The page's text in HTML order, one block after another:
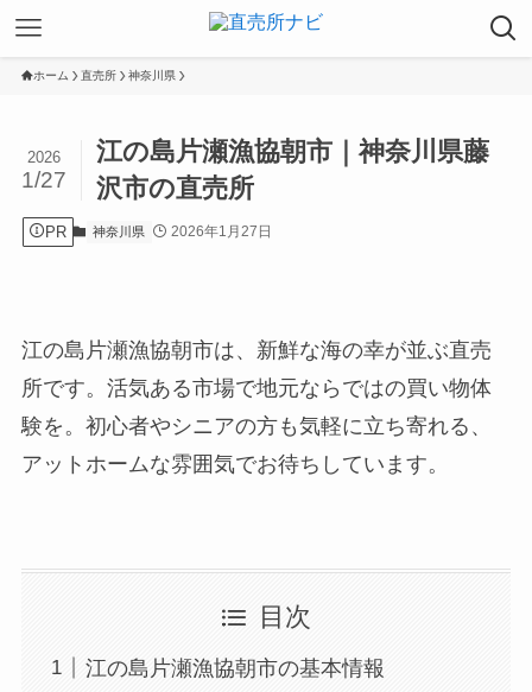
ホーム 直売所 神奈川県
江の島片瀬漁協朝市｜神奈川県藤
沢市の直売所
2026
1/27
PR 神奈川県 2026年1月27日
江の島片瀬漁協朝市は、新鮮な海の幸が並ぶ直売
所です。活気ある市場で地元ならではの買い物体
験を。初心者やシニアの方も気軽に立ち寄れる、
アットホームな雰囲気でお待ちしています。
目次
江の島片瀬漁協朝市の基本情報